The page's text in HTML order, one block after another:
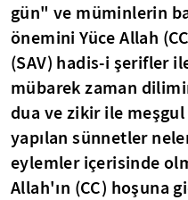
gün" ve müminlerin
önemini Yüce Allah
(SAV) hadis-i şerifler
mübarek zaman
dua ve zikir ile
yapılan sünnetler
eylemler içerisinde
Allah'ın (CC) hoşuna